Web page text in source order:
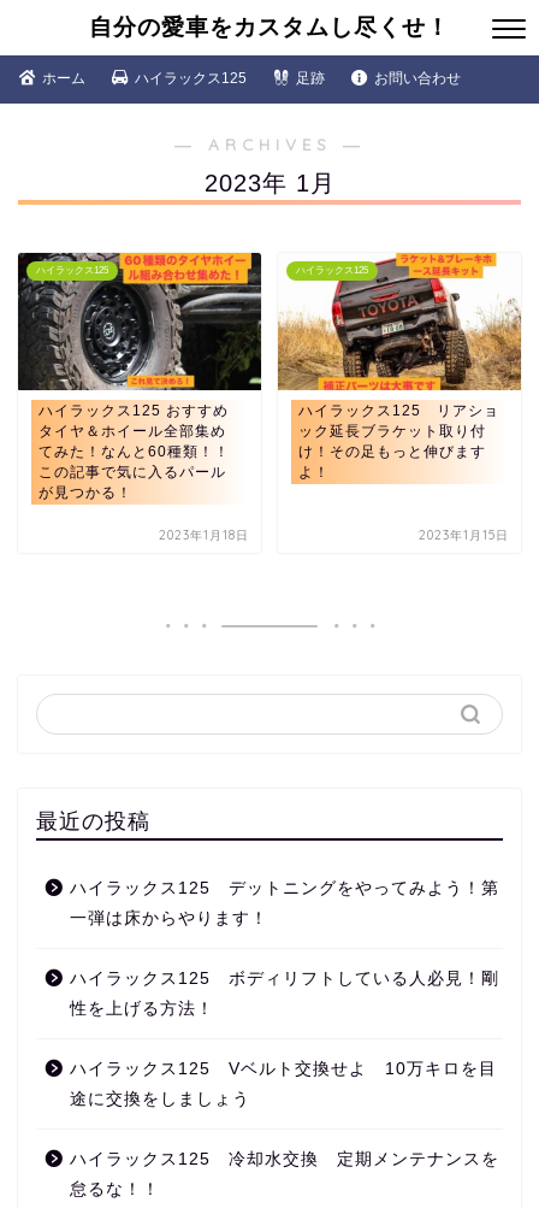
自分の愛車をカスタムし尽くせ！
ホーム ハイラックス125 足跡 お問い合わせ
― ARCHIVES ―
2023年 1月
ハイラックス125
ハイラックス125 おすすめ
タイヤ＆ホイール全部集め
てみた！なんと60種類！！
この記事で気に入るパール
が見つかる！
2023年1月18日
ハイラックス125
ハイラックス125 リアショ
ック延長ブラケット取り付
け！その足もっと伸びます
よ！
2023年1月15日
最近の投稿
ハイラックス125 デットニングをやってみよう！第
一弾は床からやります！
ハイラックス125 ボディリフトしている人必見！剛
性を上げる方法！
ハイラックス125 Vベルト交換せよ 10万キロを目
途に交換をしましょう
ハイラックス125 冷却水交換 定期メンテナンスを
怠るな！！